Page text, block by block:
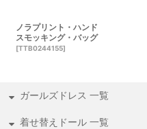
ノラプリント・ハンド
スモッキング・バッグ
[TTB0244155]
ガールズドレス 一覧
着せ替えドール 一覧